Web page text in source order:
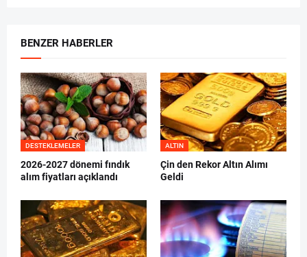
BENZER HABERLER
DESTEKLEMELER
2026-2027 dönemi fındık
alım fiyatları açıklandı
ALTIN
Çin den Rekor Altın Alımı
Geldi